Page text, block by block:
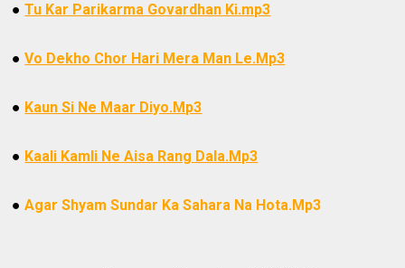
●Tu Kar Parikarma Govardhan Ki.mp3
●Vo Dekho Chor Hari Mera Man Le.Mp3
● Kaun Si Ne Maar Diyo.Mp3
● Kaali Kamli Ne Aisa Rang Dala.Mp3
●Agar Shyam Sundar Ka Sahara Na Hota.Mp3